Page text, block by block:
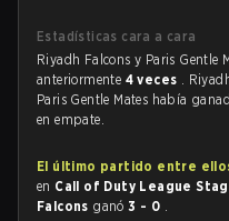
Estadísticas cara a cara
Riyadh Falcons y Paris Gentle
anteriormente 4 veces .
Paris Gentle Mates había
en empate.
El último partido entre
en Call of Duty League
Falcons ganó3 - 0 .